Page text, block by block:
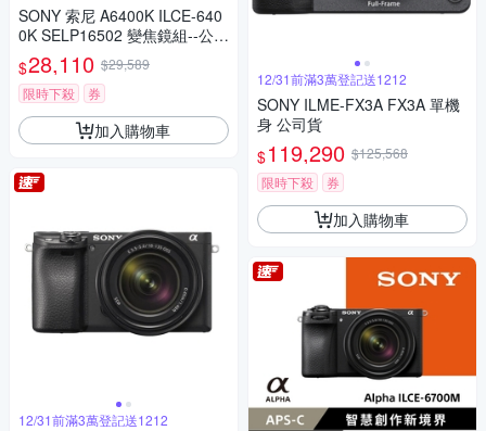
SONY 索尼 A6400K ILCE-640
0K SELP16502 變焦鏡組--公司
貨
$28,110 $29,589
限時下殺
券
加入購物車
12/31前滿3萬登記送1212
12/31前滿3萬登記送1212
SONY ILME-FX3A FX3A 單機
身 公司貨
$119,290 $125,568
限時下殺
券
加入購物車